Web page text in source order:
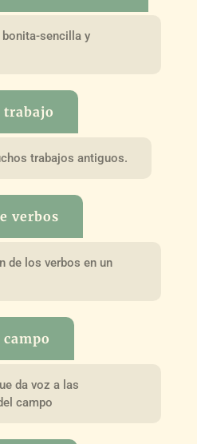
sencilla y
trabajo
trabajos antiguos.
verbos
de los verbos en un
campo
da voz a las
campo